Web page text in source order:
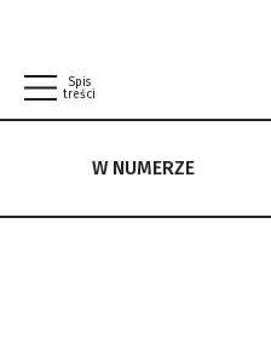
Spis
treści
W NUMERZE
W NUMERZE